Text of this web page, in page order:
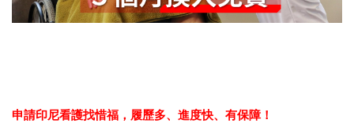
申請印尼看護找惜福，履歷多、進度快、有保障！